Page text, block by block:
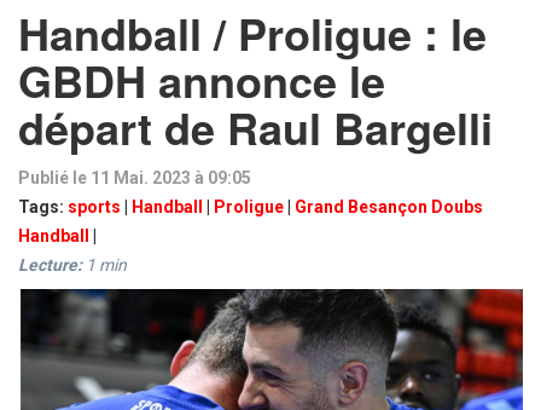
Handball / Proligue : le
GBDH annonce le
départ de Raul Bargelli
Publié le 11 Mai. 2023 à 09:05
Tags: sports Handball Proligue
Grand Besançon Doubs
Handball
Lecture: 1 min